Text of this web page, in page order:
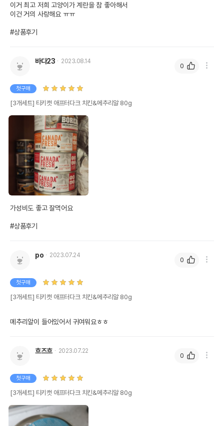
이거 최고 저희 고양이가 계란을 참 좋아해서
이건 거의 사랑해요 ㅠㅠ
#상품후기
바다23 2023.08.14
첫구매
[3개세트] 티키캣 애프터다크 치킨&메추리알 80g
가성비도 좋고 잘먹어요
#상품후기
0
po 2023.07.24
첫구매
[3개세트] 티키캣 애프터다크 치킨&메추리알 80g
메추리알이 들어있어서 귀여워요ㅎㅎ
0
흐즈흐 2023.07.22
첫구매
[3개세트] 티키캣 애프터다크 치킨&메추리알 80g
0